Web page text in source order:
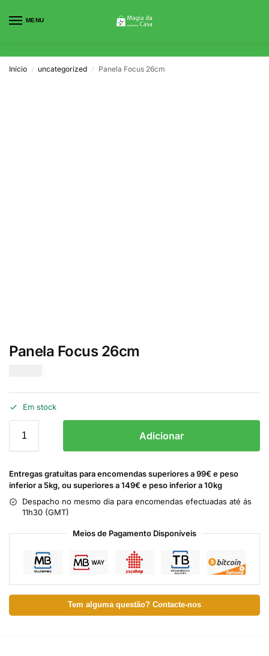
MENU
Início / uncategorized / Panela Focus 26cm
Panela Focus 26cm
Em stock
Adicionar
Entregas gratuitas para encomendas superiores a 99€ e peso
inferior a 5kg, ou superiores a 149€ e peso inferior a 10kg
Despacho no mesmo dia para encomendas efectuadas até ás
11h30 (GMT)
Meios de Pagamento Disponíveis
Tem alguma questão? Contacte-nos